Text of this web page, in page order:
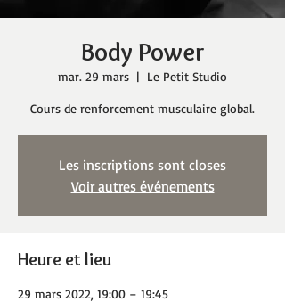
Body Power
mar. 29 mars
  |
Le Petit Studio
Cours de renforcement musculaire global.
Les inscriptions sont closes
Voir autres événements
Heure et lieu
29 mars 2022, 19:00 – 19:45